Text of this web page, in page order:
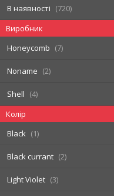
В наявності
720
Виробник
Honeycomb
7
Noname 2
Shell
4
Колір
Black
1
Black currant 2
Light Violet 3